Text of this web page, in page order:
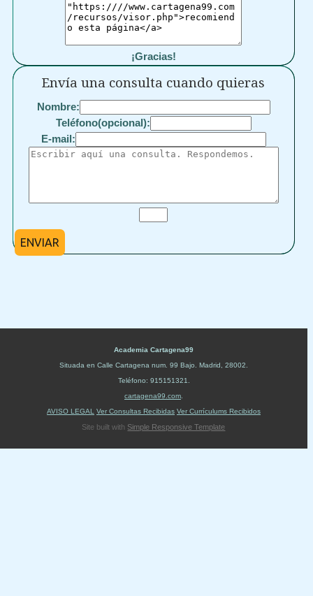
¡Gracias!
Envía una consulta cuando quieras
Nombre:
Teléfono(opcional):
E-mail:
ENVIAR
Academia Cartagena99
Situada en Calle Cartagena num. 99 Bajo Madrid 28002
Teléfono: 915151321
cartagena99.com
AVISO LEGAL
Ver Consultas Recibidas Ver Currículums Recibidos
Site built with Simple Responsive Template